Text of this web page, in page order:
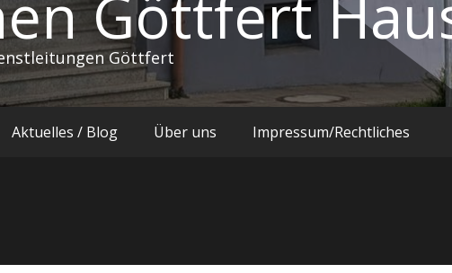
Göttfert
Göttfert
Aktuelles / Blog Über uns Impressum/Rechtliches